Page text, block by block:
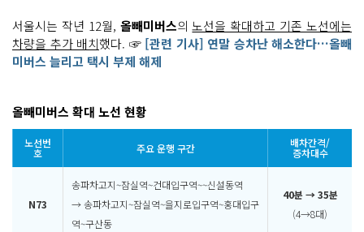
서울시는 작년 12월, 올빼미버스의노선을 확대하고 기존 노선에는
차량을 추가 배치했다. ☞[관련 기사] 연말 승차난 해소한다…올빼
미버스 늘리고 택시 부제 해제
올빼미버스 확대 노선 현황
노선번
호 주요 운행 구간 배차간격/
증차대수
N73
송파차고지~잠실역~건대입구역~~신설동역
→ 송파차고지~잠실역~을지로입구역~홍대입구
역~구산동
40분 → 35분
(4→8대)